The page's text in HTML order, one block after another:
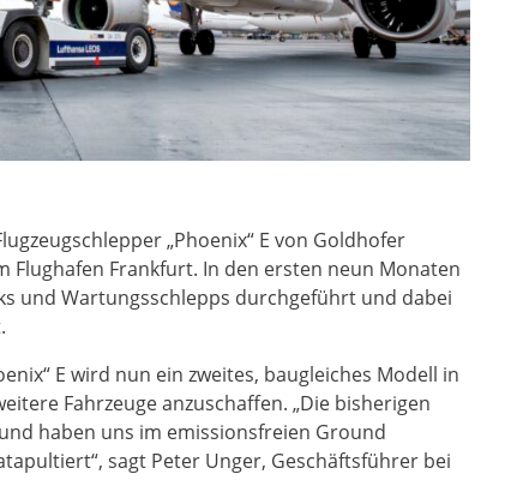
„Phoenix“ E von Goldhofer
Flughafen Frankfurt. In den ersten neun Monaten
und Wartungsschlepps durchgeführt und dabei
E wird nun ein zweites, baugleiches Modell in
Fahrzeuge anzuschaffen. „Die bisherigen
haben uns im emissionsfreien Ground
sagt Peter Unger, Geschäftsführer bei